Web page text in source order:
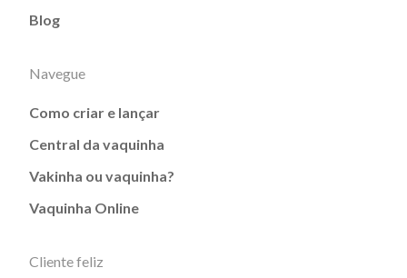
Blog
Navegue
Como criar e lançar
Central da vaquinha
Vakinha ou vaquinha?
Vaquinha Online
Cliente feliz